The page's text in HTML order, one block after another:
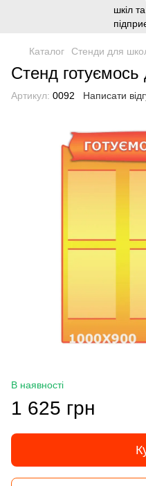
Каталог Стенди для
Стенд
Артикул: 0092 Написати
В наявності
1 625 грн